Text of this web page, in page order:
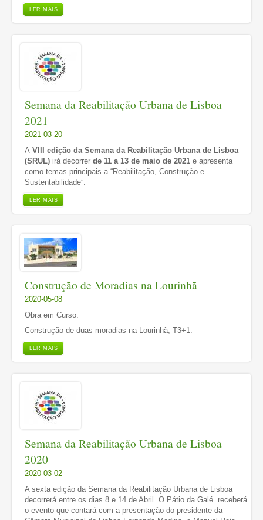
LER MAIS
Semana da Reabilitação Urbana de Lisboa
2021
2021-03-20
A VIII edição da Semana da Reabilitação Urbana de Lisboa
(SRUL) irá decorrer de 11 a 13 de maio de 2021 e apresenta
como temas principais a “Reabilitação, Construção e
Sustentabilidade”.
LER MAIS
Construção de Moradias na Lourinhã
2020-05-08
Obra em Curso:
Construção de duas moradias na Lourinhã, T3+1.
LER MAIS
Semana da Reabilitação Urbana de Lisboa
2020
2020-03-02
A sexta edição da Semana da Reabilitação Urbana de Lisboa
decorrerá entre os dias 8 e 14 de Abril. O Pátio da Galé receberá
o evento que contará com a presentação do presidente da